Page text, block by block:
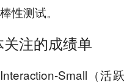
性测试。
注的成绩单
Small（活跃